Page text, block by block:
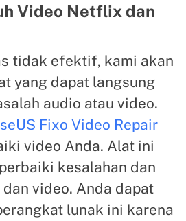
Video Netflix dan
tidak efektif, kami akan
yang dapat langsung
audio atau video.
Fixo Video Repair
video Anda. Alat ini
kesalahan dan
video. Anda dapat
lunak ini karena